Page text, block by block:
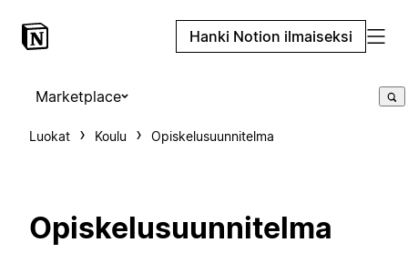
Hanki Notion ilmaiseksi
Marketplace
Luokat Koulu Opiskelusuunnitelma
Opiskelusuunnitelma